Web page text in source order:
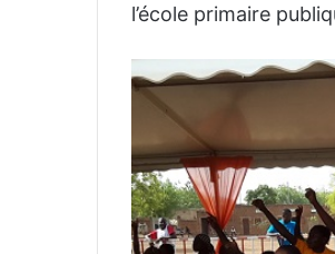
l’école primaire